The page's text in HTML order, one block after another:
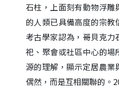
石柱，上面刻有動物浮
的人類已具備高度的宗教
考古學家認為，哥貝克
祀、聚會或社區中心的
源的理解，顯示定居農
偶然，而是互相關聯的。